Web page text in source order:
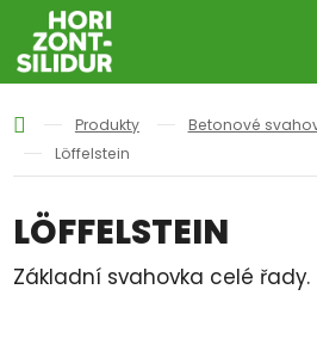
Produkty
Betonové
Löffelstein
LÖFFELSTEIN
Základní svahovka celé řady.